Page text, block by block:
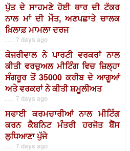
ਪੁੱਤ ਦੇ ਸਾਹਮਣੇ ਹੋਈ ਥਾਰ ਦੀ ਟੱਕਰ
ਨਾਲ ਮਾਂ ਦੀ ਮੌਤ, ਅਣਪਛਾਤੇ ਚਾਲਕ
ਖ਼ਿਲਾਫ਼ ਮਾਮਲਾ ਦਰਜ
. . . 7 days ago
ਕੇਜਰੀਵਾਲ ਨੇ ਪਾਰਟੀ ਵਰਕਰਾਂ ਨਾਲ
ਕੀਤੀ ਵਰਚੁਅਲ ਮੀਟਿੰਗ ਵਿਚ ਜ਼ਿਲ੍ਹਾ
ਸੰਗਰੂਰ ਤੋਂ 35000 ਕਰੀਬ ਦੇ ਆਗੂਆਂ
ਅਤੇ ਵਰਕਰਾਂ ਨੇ ਕੀਤੀ ਸ਼ਮੂਲੀਅਤ
. . . 7 days ago
ਸਫਾਈ ਕਰਮਚਾਰੀਆਂ ਨਾਲ ਮੀਟਿੰਗ
ਕਰਨ ਕੈਬਨਿਟ ਮੰਤਰੀ ਹਰਜੋਤ ਬੈਂਸ
ਲੁਧਿਆਣਾ ਪੁੱਜੇ
. . . 7 days ago